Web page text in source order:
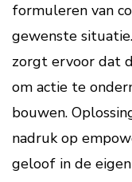
formuleren van
gewenste
zorgt ervoor dat
om actie te
bouwen.
nadruk op
geloof in de